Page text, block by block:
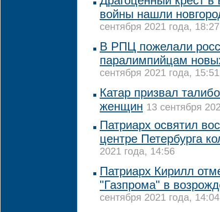
войны нашли
сентября 2021 года, 18:27
В РПЦ пожелали
паралимпийцам
сентября 2021 года, 15:51
Катар призвал
женщин 13 сентября
Патриарх освятил
центре Петербурга
2021 года, 14:56
Патриарх Кирилл
"Газпрома" в
сентября 2021 года, 14:04